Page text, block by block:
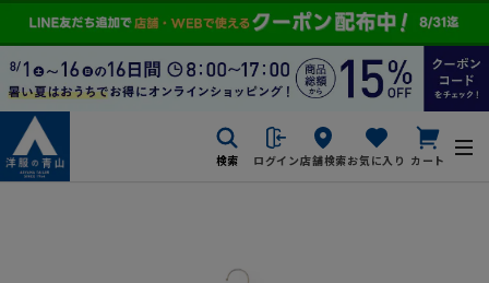
検索 ログイン店舗検索お気に入り カート